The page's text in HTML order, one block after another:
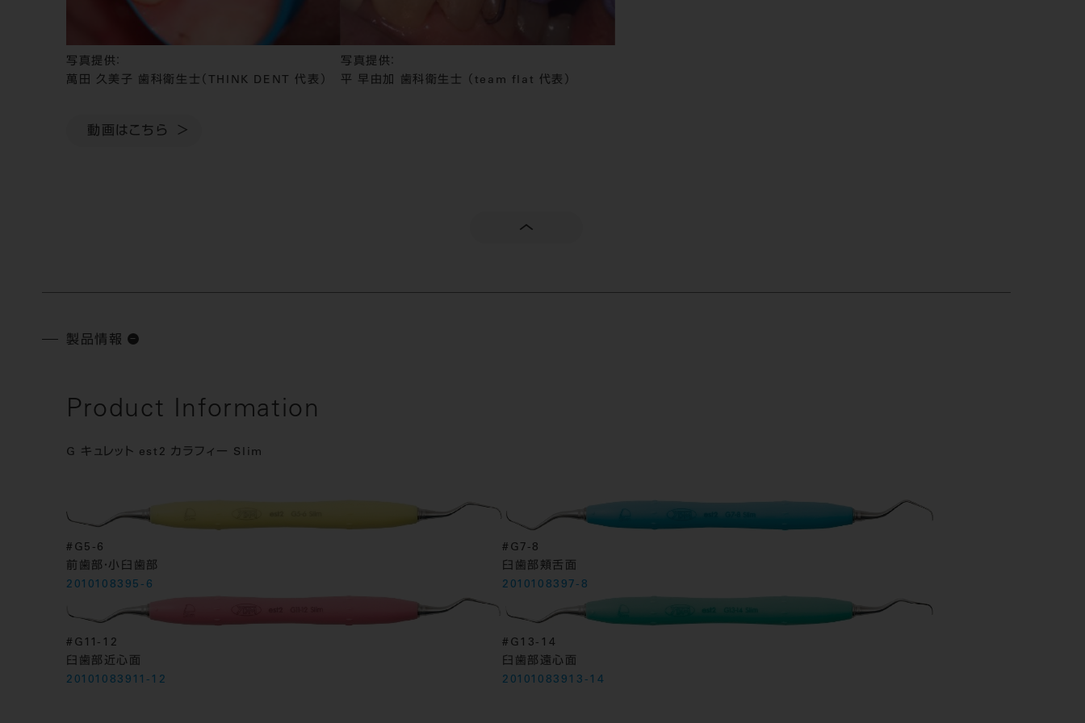
写真提供：
萬田 久美子 歯科衛生士（THINK DENT 代表）
動画はこちら
写真提供：
平 早由加 歯科衛生士 （team flat 代表）
製品情報
Product Information
G キュレット est2 カラフィー Slim
#G5-6
前歯部・小臼歯部
2010108395-6
#G7-8
臼歯部頬舌面
2010108397-8
#G11-12
臼歯部近心面
20101083911-12
#G13-14
臼歯部遠心面
20101083913-14